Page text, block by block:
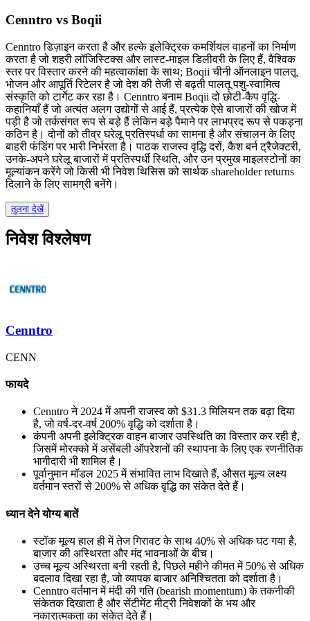
Cenntro vs Boqii
Cenntro डिज़ाइन करता है और हल्के इलेक्ट्रिक कमर्शियल वाहनों का निर्माण
करता है जो शहरी लॉजिस्टिक्स और लास्ट-माइल डिलीवरी के लिए हैं, वैश्विक
स्तर पर विस्तार करने की महत्वाकांक्षा के साथ; Boqii चीनी ऑनलाइन पालतू
भोजन और आपूर्ति रिटेलर है जो देश की तेजी से बढ़ती पालतू पशु-स्वामित्व
संस्कृति को टार्गेट कर रहा है। Cenntro बनाम Boqii दो छोटी-कैप वृद्धि-
कहानियाँ हैं जो अत्यंत अलग उद्योगों से आई हैं, प्रत्येक ऐसे बाजारों की खोज में
पड़ी है जो तर्कसंगत रूप से बड़े हैं लेकिन बड़े पैमाने पर लाभप्रद रूप से पकड़ना
कठिन है। दोनों को तीव्र घरेलू प्रतिस्पर्धा का सामना है और संचालन के लिए
बाहरी फंडिंग पर भारी निर्भरता है। पाठक राजस्व वृद्धि दरों, कैश बर्न ट्रैजेक्टरी,
उनके-अपने घरेलू बाजारों में प्रतिस्पर्धी स्थिति, और उन प्रमुख माइलस्टोनों का
मूल्यांकन करेंगे जो किसी भी निवेश थिसिस को सार्थक shareholder returns
दिलाने के लिए सामग्री बनेंगे।
तुलना देखें
निवेश विश्लेषण
Cenntro
CENN
फायदे
Cenntro ने 2024 में अपनी राजस्व को $31.3 मिलियन तक बढ़ा दिया
है, जो वर्ष-दर-वर्ष 200% वृद्धि को दर्शाता है।
कंपनी अपनी इलेक्ट्रिक वाहन बाजार उपस्थिति का विस्तार कर रही है,
जिसमें मोरक्को में असेंबली ऑपरेशनों की स्थापना के लिए एक रणनीतिक
भागीदारी भी शामिल है।
पूर्वानुमान मॉडल 2025 में संभावित लाभ दिखाते हैं, औसत मूल्य लक्ष्य
वर्तमान स्तरों से 200% से अधिक वृद्धि का संकेत देते हैं।
ध्यान देने योग्य बातें
स्टॉक मूल्य हाल ही में तेज गिरावट के साथ 40% से अधिक घट गया है,
बाजार की अस्थिरता और मंद भावनाओं के बीच।
उच्च मूल्य अस्थिरता बनी रहती है, पिछले महीने कीमत में 50% से अधिक
बदलाव दिखा रहा है, जो व्यापक बाजार अनिश्चितता को दर्शाता है।
Cenntro वर्तमान में मंदी की गति (bearish momentum) के तकनीकी
संकेतक दिखाता है और सेंटीमेंट मीट्री निवेशकों के भय और
नकारात्मकता का संकेत देते हैं।